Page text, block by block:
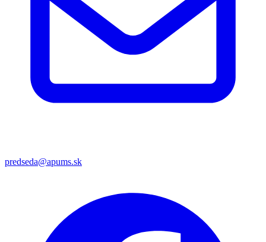
predseda@apums.sk